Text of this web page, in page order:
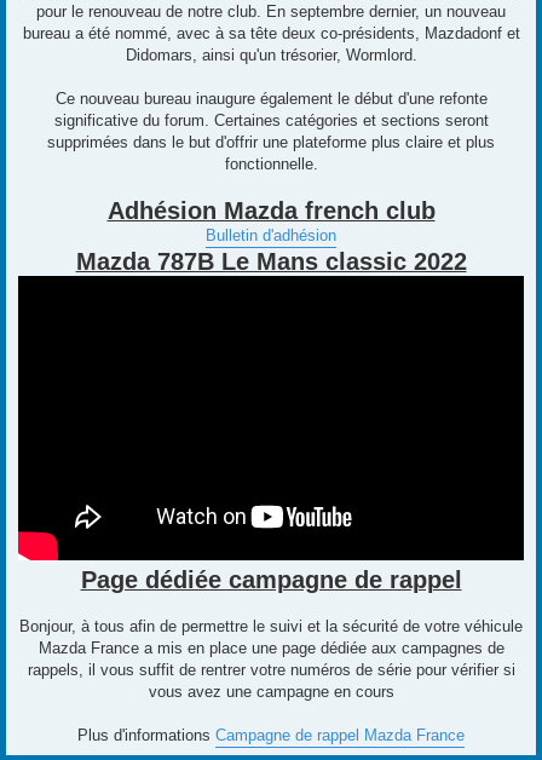
pour le renouveau de notre club. En septembre dernier, un nouveau
bureau a été nommé, avec à sa tête deux co-présidents, Mazdadonf et
Didomars, ainsi qu'un trésorier, Wormlord.
Ce nouveau bureau inaugure également le début d'une refonte
significative du forum. Certaines catégories et sections seront
supprimées dans le but d'offrir une plateforme plus claire et plus
fonctionnelle.
Adhésion Mazda french club
Bulletin d'adhésion
Mazda 787B Le Mans classic 2022
Page dédiée campagne de rappel
Bonjour, à tous afin de permettre le suivi et la sécurité de votre véhicule
Mazda France a mis en place une page dédiée aux campagnes de
rappels, il vous suffit de rentrer votre numéros de série pour vérifier si
vous avez une campagne en cours
Plus d'informations Campagne de rappel Mazda France